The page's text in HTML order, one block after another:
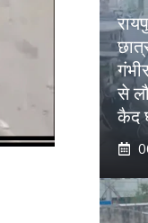
से
कैद